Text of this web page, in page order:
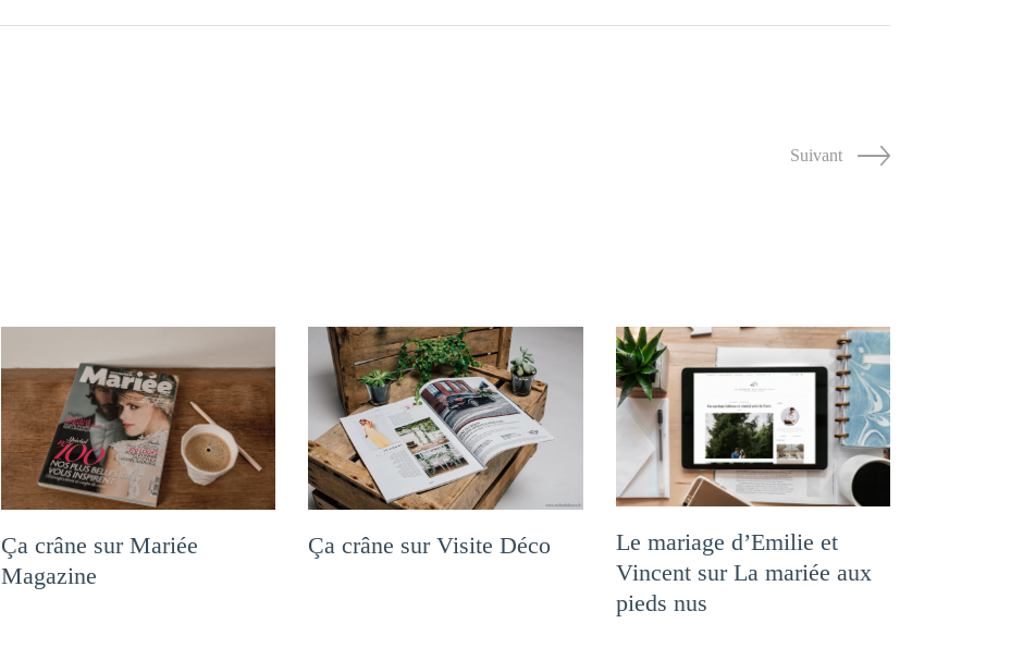
Suivant
Ça crâne sur Mariée
Magazine
Ça crâne sur Visite Déco
Le mariage d’Emilie et
Vincent sur La mariée aux
pieds nus